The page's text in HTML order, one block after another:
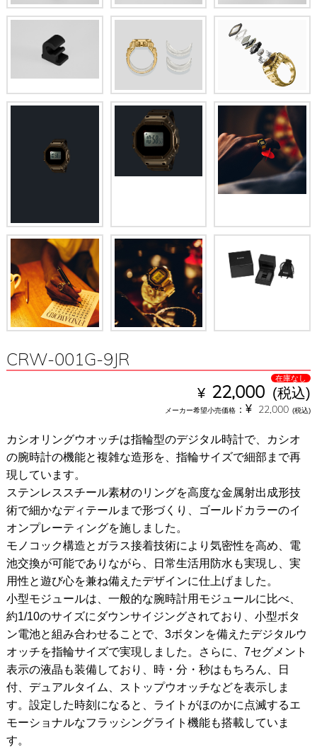
CRW-001G-9JR
在庫なし
¥ 22,000 (税込)
メーカー希望小売価格 ：¥ 22,000 (税込)
カシオリングウオッチは指輪型のデジタル時計で、カシオ
の腕時計の機能と複雑な造形を、指輪サイズで細部まで再
現しています。
ステンレススチール素材のリングを高度な金属射出成形技
術で細かなディテールまで形づくり、ゴールドカラーのイ
オンプレーティングを施しました。
モノコック構造とガラス接着技術により気密性を高め、電
池交換が可能でありながら、日常生活用防水も実現し、実
用性と遊び心を兼ね備えたデザインに仕上げました。
小型モジュールは、一般的な腕時計用モジュールに比べ、
約1/10のサイズにダウンサイジングされており、小型ボタ
ン電池と組み合わせることで、3ボタンを備えたデジタルウ
オッチを指輪サイズで実現しました。さらに、7セグメント
表示の液晶も装備しており、時・分・秒はもちろん、日
付、デュアルタイム、ストップウオッチなどを表示しま
す。設定した時刻になると、ライトがほのかに点滅するエ
モーショナルなフラッシングライト機能も搭載していま
す。